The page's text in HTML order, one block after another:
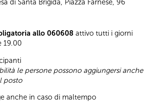
allo 060608 attivo tutti i giorni
19.00
le persone possono aggiungersi anche
posto
anche in caso di maltempo